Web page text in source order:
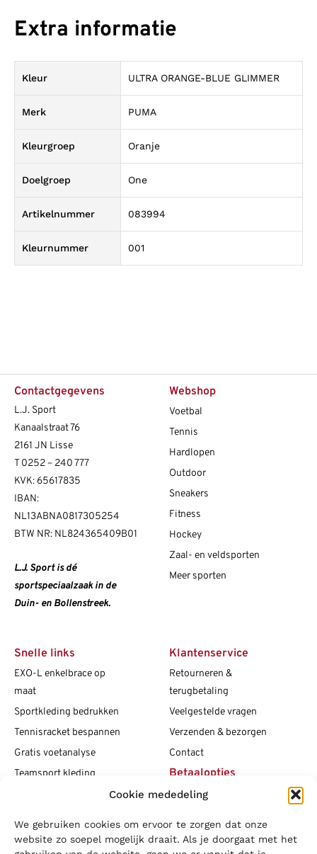
Cookie mededeling
We gebruiken cookies om ervoor te zorgen dat onze
website zo soepel mogelijk draait. Als je doorgaat met het
Extra informatie
Kleur ULTRA ORANGE-BLUE GLIMMER
Merk PUMA
Kleurgroep Oranje
Doelgroep One
Artikelnummer 083994
Kleurnummer 001
Contactgegevens
L.J. Sport
Kanaalstraat 76
2161 JN Lisse
T0252 – 240 777
KVK: 65617835
IBAN:
NL13ABNA0817305254
BTW NR: NL824365409B01
L.J. Sport is dé
sportspeciaalzaak in de
Duin- en Bollenstreek.
Webshop
Voetbal
Tennis
Hardlopen
Outdoor
Sneakers
Fitness
Hockey
Zaal- en veldsporten
Meer sporten
Snelle links
EXO-L enkelbrace op
maat
Sportkleding bedrukken
Tennisracket bespannen
Gratis voetanalyse
Teamsport kleding
Vacatures
Klantenservice
Retourneren &
terugbetaling
Veelgestelde vragen
Verzenden & bezorgen
Contact
Betaalopties
Social media